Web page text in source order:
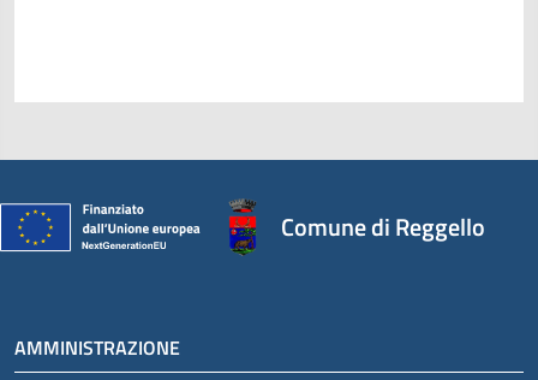
Comune di Reggello
AMMINISTRAZIONE